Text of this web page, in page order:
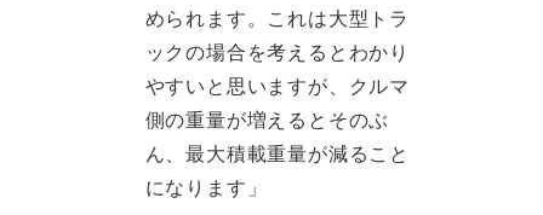
められます。これは大型トラ
ックの場合を考えるとわかり
やすいと思いますが、クルマ
側の重量が増えるとそのぶ
ん、最大積載重量が減ること
になります」